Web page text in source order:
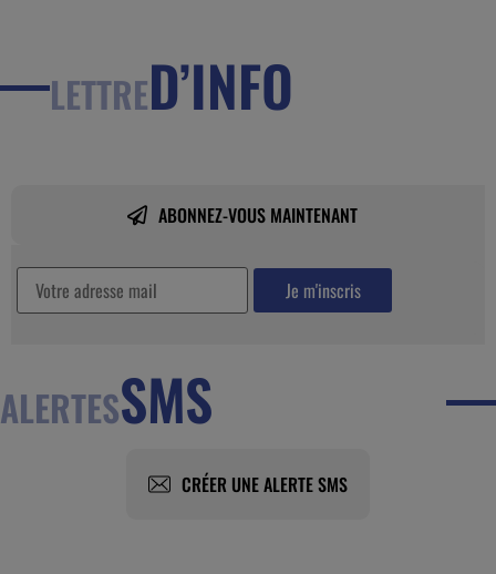
LETTRED’INFO
ABONNEZ-VOUS MAINTENANT
ALERTESSMS
CRÉER UNE ALERTE SMS